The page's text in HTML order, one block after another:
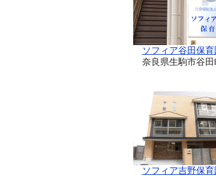
ソフィア谷田保育
奈良県生駒市谷田
ソフィア吉野保育